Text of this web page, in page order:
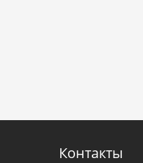
Контакты